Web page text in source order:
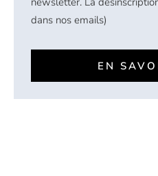
dans nos emails)
EN